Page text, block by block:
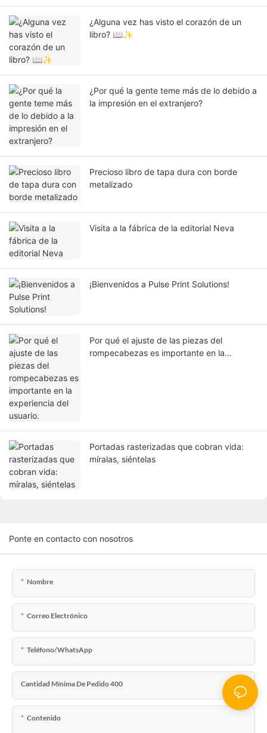
¿Alguna vez has visto el corazón de un
libro? 📖✨
¿Por qué la gente teme más de lo debido a
la impresión en el extranjero?
Precioso libro de tapa dura con borde
metalizado
Visita a la fábrica de la editorial Neva
¡Bienvenidos a Pulse Print Solutions!
Por qué el ajuste de las piezas del
rompecabezas es importante en la
Portadas rasterizadas que cobran vida:
míralas, siéntelas
Ponte en contacto con nosotros
Nombre
Correo Electrónico
Teléfono/WhatsApp
Cantidad Mínima De Pedido 400
Contenido